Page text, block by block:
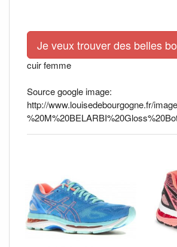
Je veux trouver des belles
cuir femme
Source google image:
http://www.louisedebourgogne.fr/